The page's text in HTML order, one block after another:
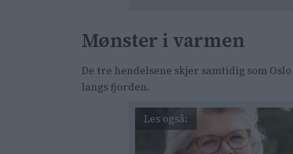
Mønster i varmen
De tre hendelsene skjer samtidig som
langs fjorden.